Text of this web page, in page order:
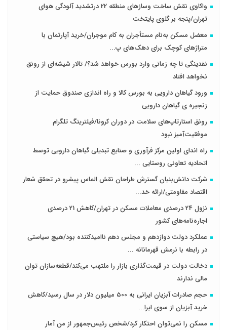
واکاوی نقش ساخت وسازهای منطقه 22 درتشدید آلودگی هوای
تهران/پنجه بر گلوی پایتخت
معضل مسکن به‌نام مستأجران به کام موجران/خرید آپارتمان با
متراژهای کوچک برای دهک‌های پ...
نقدینگی تا چه زمانی وارد بورس خواهد شد؟/ تالار شیشه‌ای از رونق
نخواهد افتاد
ورود گیاهان دارویی به بورس کالا و راه اندازی صندوق حمایت از
زنجیره ی گیاهان دارویی
رونق استارتاپ‌های سلامت در دوران کرونا/فیلترینگ تلگرام
موفقیت‌آمیز نبود
راه اندای اولین مرکز فرآوری و صنایع تبدیلی گیاهان دارویی توسط
اتحادیه تعاونی روستایی ...
شرکت دانش‌بنیان گسترش طراحان‌‌ ‌نقش‌ الماس پیشرو در تحقق شعار
اقتصاد مقاومتی/ارائه خد...
نزول 24 درصدی معاملات مسکن در تهران/کاهش 21 درصدی
اجاره‌نامه‌های کشور
عملکرد دولت دوازدهم و مجلس دهم ناامیدکننده بود/هیچ سیاستی
در رابطه با نرمش قهرمانانه ...
دخالت دولت در قیمت‌گذاری بازار را ملتهب می‌کند/قطعه‌سازان توان
مالی ندارند
حجم صادرات آبزیان ایرانی به 500 میلیون دلار در سال رسید/کاهش
خرید آبزیان از سوی ایرا...
مسکن را نمی‌توان احتکار کرد/شخص رئیس‌جمهور از من آمار